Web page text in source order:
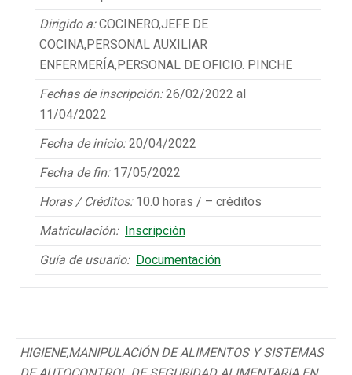
Dirigido a:COCINERO,JEFE DE
COCINA,PERSONAL AUXILIAR
ENFERMERÍA,PERSONAL DE OFICIO. PINCHE
Fechas de inscripción:26/02/2022 al
11/04/2022
Fecha de inicio:20/04/2022
Fecha de fin: 17/05/2022
Horas / Créditos: 10.0 horas / – créditos
Matriculación: Inscripción
Guía de usuario: Documentación
HIGIENE,MANIPULACIÓN DE ALIMENTOS Y SISTEMAS